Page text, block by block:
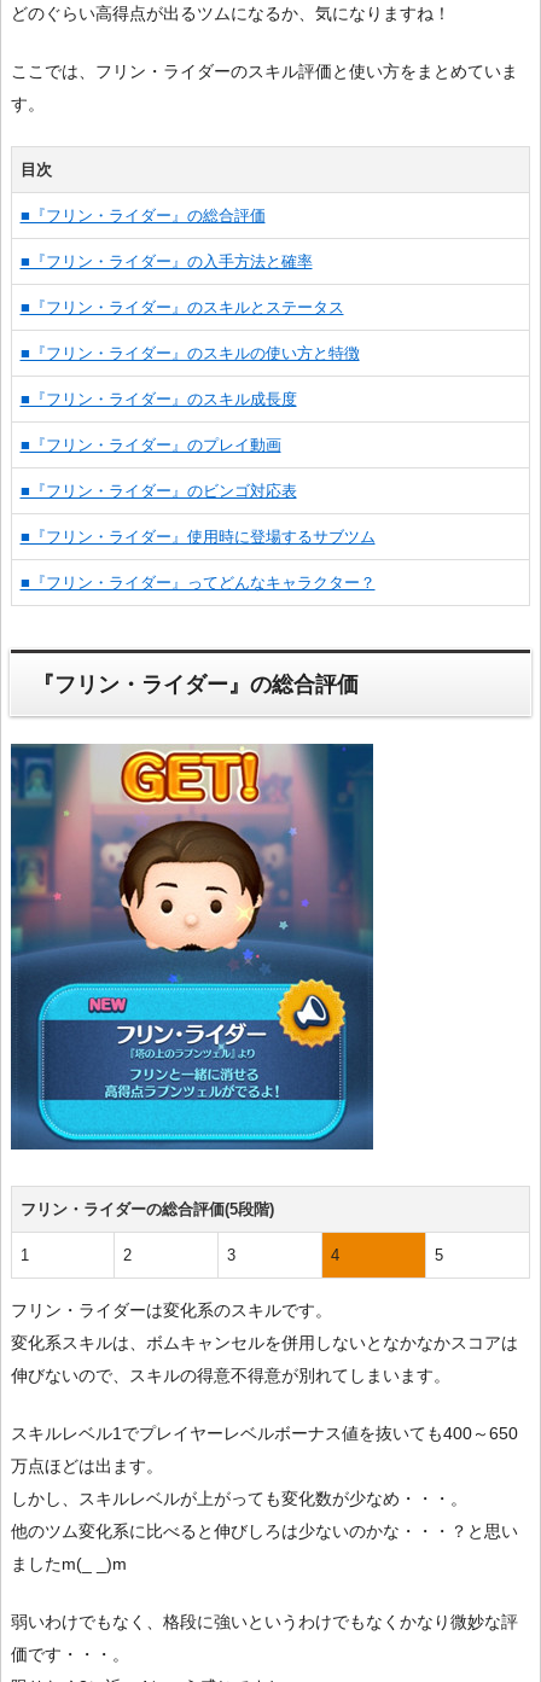
どのぐらい高得点が出るツムになるか、気になりますね！
ここでは、フリン・ライダーのスキル評価と使い方をまとめていま
す。
目次
■『フリン・ライダー』の総合評価
■『フリン・ライダー』の入手方法と確率
■『フリン・ライダー』のスキルとステータス
■『フリン・ライダー』のスキルの使い方と特徴
■『フリン・ライダー』のスキル成長度
■『フリン・ライダー』のプレイ動画
■『フリン・ライダー』のビンゴ対応表
■『フリン・ライダー』使用時に登場するサブツム
■『フリン・ライダー』ってどんなキャラクター？
『フリン・ライダー』の総合評価
フリン・ライダーの総合評価(5段階)
1 2 3 4 5
フリン・ライダーは変化系のスキルです。
変化系スキルは、ボムキャンセルを併用しないとなかなかスコアは
伸びないので、スキルの得意不得意が別れてしまいます。
スキルレベル1でプレイヤーレベルボーナス値を抜いても400～650
万点ほどは出ます。
しかし、スキルレベルが上がっても変化数が少なめ・・・。
他のツム変化系に比べると伸びしろは少ないのかな・・・？と思い
ましたm(_ _)m
弱いわけでもなく、格段に強いというわけでもなくかなり微妙な評
価です・・・。